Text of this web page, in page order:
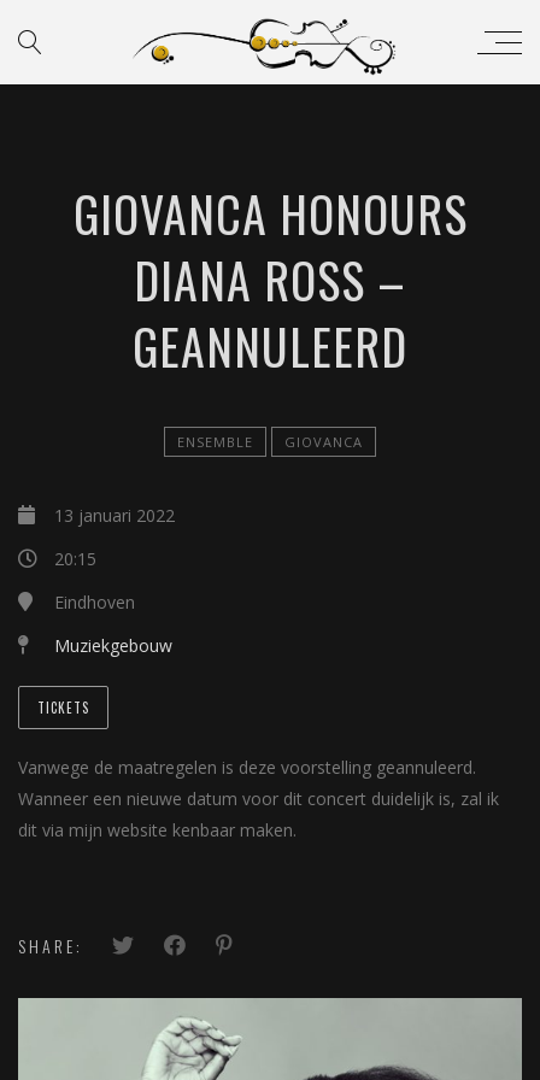
GIOVANCA HONOURS
DIANA ROSS –
GEANNULEERD
ENSEMBLE GIOVANCA
13 januari 2022
20:15
Eindhoven
Muziekgebouw
TICKETS
Vanwege de maatregelen is deze voorstelling geannuleerd.
Wanneer een nieuwe datum voor dit concert duidelijk is, zal ik
dit via mijn website kenbaar maken.
SHARE: